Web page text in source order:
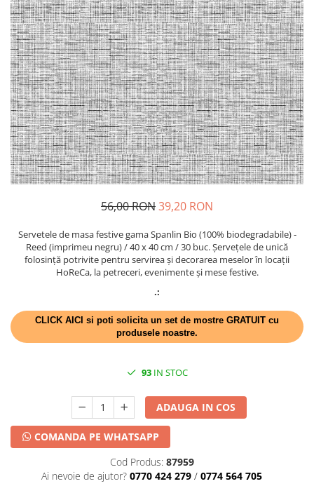
PAŞTE / EASTER
TEMATICA CULINARA
IARNA-CRACIUN-REVELION
DECOR BEJ & MARO
DECOR ROZ
DECOR NUNTA & LOGODNA
DECOR BOTEZ
DECOR EVENIMENTE CORPORATE
DECOR ANIVERSARI COPII
DECOR PETRECERI
TEMATICA MARINA
TEMATICA MEDITERANEANA
TEMATICA BOTANICA / VEGETALA
TEMATICA RUSTICA
TEMATICA ROMANTICA
DECOR 1 & 8 MARTIE
DECOR HALLOWEEN
DECOR ZIUA ROMANIEI
DECOR TOAMNA
DECOR IARNA
TEMATICA CULINARA
56,00 RON39,20 RON
Servetele de masa festive gama Spanlin Bio (100% biodegradabile) -
Reed (imprimeu negru) / 40 x 40 cm / 30 buc. Șervețele de unică
folosință potrivite pentru servirea și decorarea meselor în locații
HoReCa, la petreceri, evenimente și mese festive.
.:
CLICK AICI si poti solicita un set de mostre GRATUIT cu
produsele noastre.
93IN STOC
ADAUGA IN COS
COMANDA PE WHATSAPP
Cod Produs: 87959
Ai nevoie de ajutor? 0770 424 279 / 0774 564 705